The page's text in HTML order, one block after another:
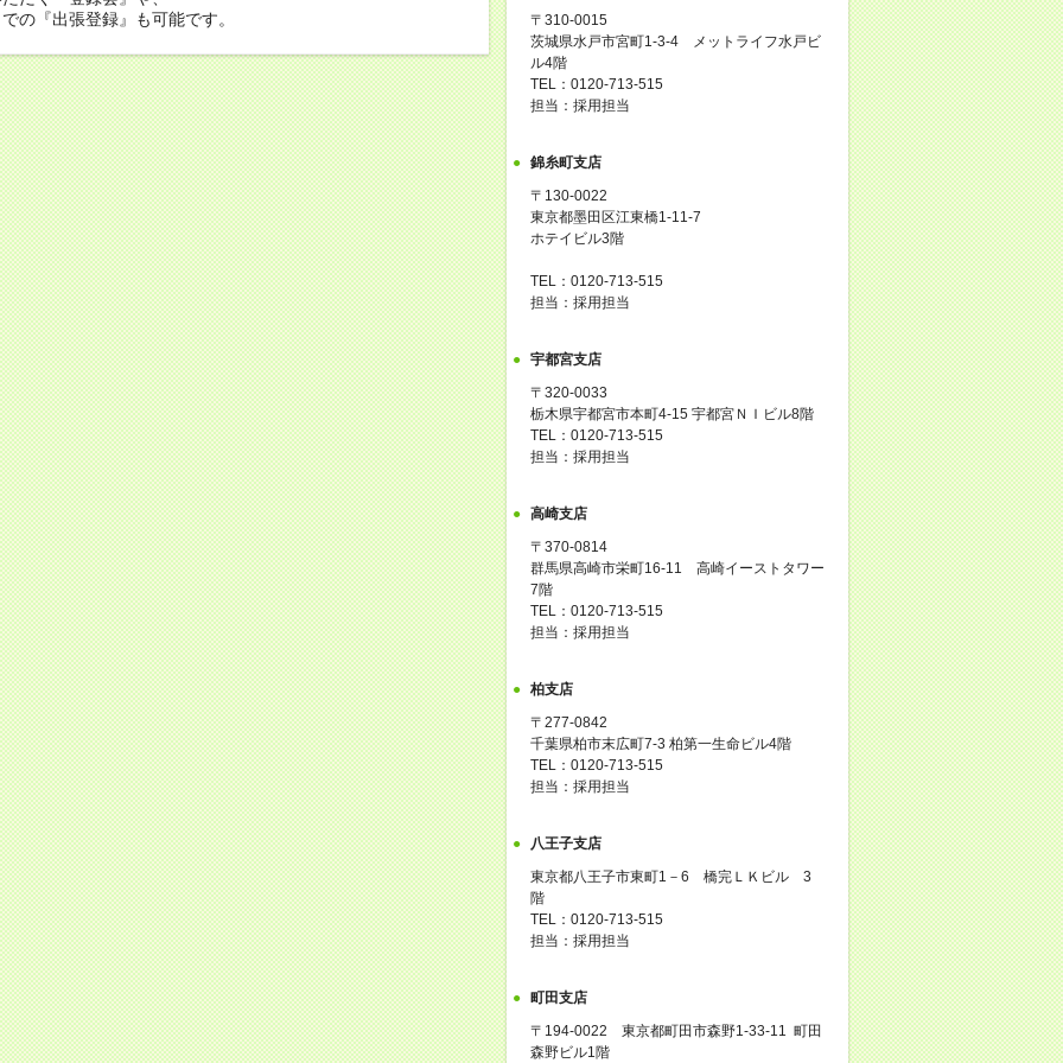
の『出張登録』も可能です。
〒310-0015
茨城県水戸市宮町1-3-4 メットライフ水戸ビ
ル4階
TEL：0120-713-515
担当：採用担当
錦糸町支店
〒130-0022
東京都墨田区江東橋1-11-7
ホテイビル3階
TEL：0120-713-515
担当：採用担当
宇都宮支店
〒320-0033
栃木県宇都宮市本町4-15 宇都宮ＮＩビル8階
TEL：0120-713-515
担当：採用担当
高崎支店
〒370-0814
群馬県高崎市栄町16-11 高崎イーストタワー
7階
TEL：0120-713-515
担当：採用担当
柏支店
〒277-0842
千葉県柏市末広町7-3 柏第一生命ビル4階
TEL：0120-713-515
担当：採用担当
八王子支店
東京都八王子市東町1－6 橋完ＬＫビル 3
階
TEL：0120-713-515
担当：採用担当
町田支店
〒194-0022 東京都町田市森野1-33-11 町田
森野ビル1階